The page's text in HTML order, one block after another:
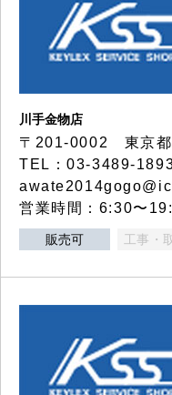
川手金物店
〒201-0002 東京都
TEL：03-3489-
営業時間：6:30〜
販売可 工事・